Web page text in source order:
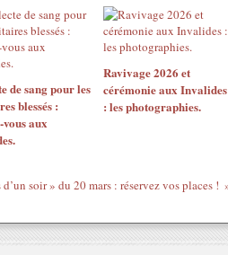
de sang pour les
blessés :
aux
Ravivage 2026 et
cérémonie aux Invalides
: les photographies.
soir » du 20 mars : réservez vos places !